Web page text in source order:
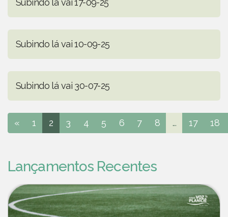
Subindo lá vai 17-09-25
Subindo lá vai 10-09-25
Subindo lá vai 30-07-25
« 1 2 3 4 5 6 7 8 ... 17 18
Lançamentos Recentes